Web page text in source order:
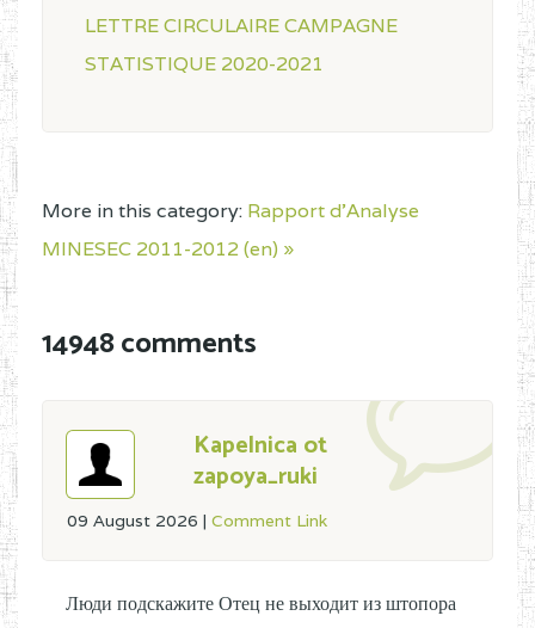
LETTRE CIRCULAIRE CAMPAGNE
STATISTIQUE 2020-2021
More in this category: Rapport d'Analyse
MINESEC 2011-2012 (en) »
14948 comments
Kapelnica ot
zapoya_ruki
09 August 2026 | Comment Link
Люди подскажите Отец не выходит из штопора